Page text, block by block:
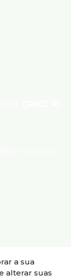
a sua
alterar suas